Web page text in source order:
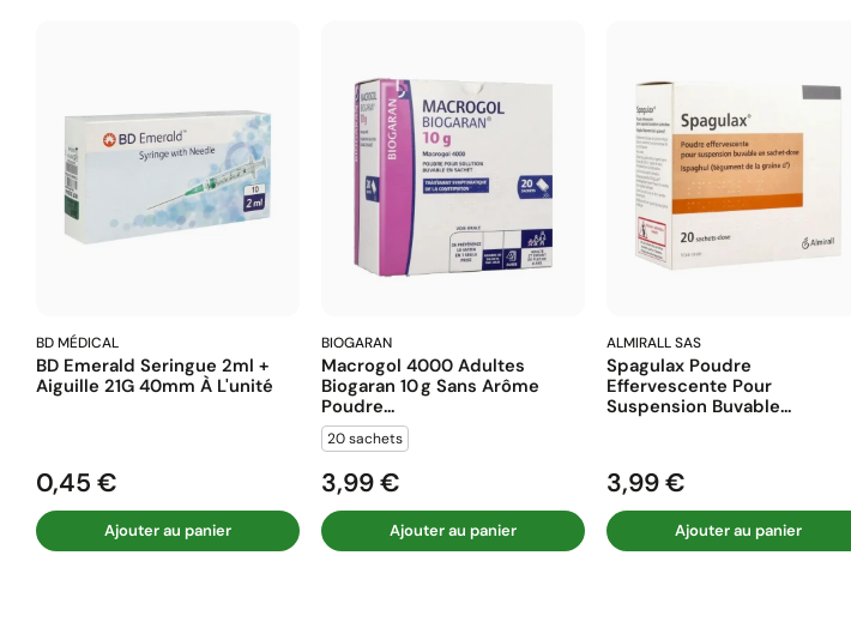
BD MÉDICAL
BD Emerald Seringue 2ml +
Aiguille 21G 40mm À L'unité
Prix
0,45 €
Ajouter au panier
BIOGARAN
Macrogol 4000 Adultes
Biogaran 10 G Sans Arôme
Poudre...
20 sachets
Prix
3,99 €
Ajouter au panier
ALMIRALL SAS
Spagulax Poudre
Effervescente Pour
Suspension Buvable...
Prix
3,99 €
Ajouter au panier